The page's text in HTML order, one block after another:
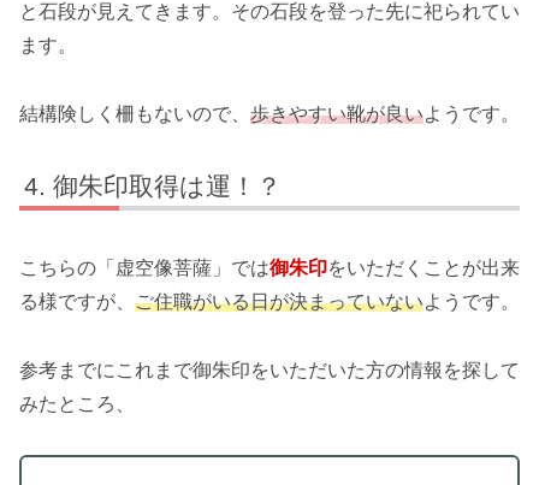
と石段が見えてきます。その石段を登った先に祀られてい
ます。
結構険しく柵もないので、 歩きやすい靴が良いようです。
御朱印取得は運！？
こちらの「虚空像菩薩」では御朱印をいただくことが出来
る様ですが、 ご住職がいる日が決まっていないようです。
参考までにこれまで御朱印をいただいた方の情報を探して
みたところ、